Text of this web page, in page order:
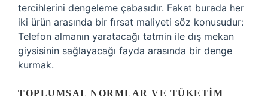
tercihlerini dengeleme çabasıdır. Fakat burada her
iki ürün arasında bir fırsat maliyeti söz konusudur:
Telefon almanın yaratacağı tatmin ile dış mekan
giysisinin sağlayacağı fayda arasında bir denge
kurmak.
TOPLUMSAL NORMLAR VE TÜKETIM